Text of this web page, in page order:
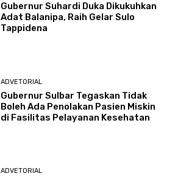
Gubernur Suhardi Duka Dikukuhkan
Adat Balanipa, Raih Gelar Sulo
Tappidena
ADVETORIAL
Gubernur Sulbar Tegaskan Tidak
Boleh Ada Penolakan Pasien Miskin
di Fasilitas Pelayanan Kesehatan
ADVETORIAL